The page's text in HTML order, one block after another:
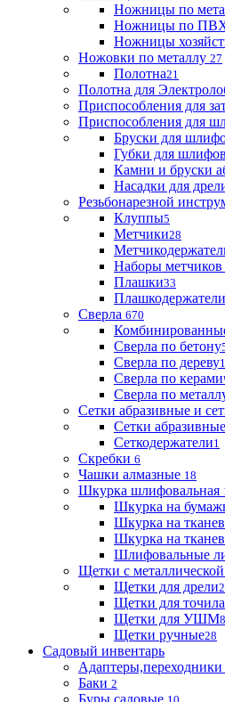
Ножницы по
Ножницы по
Ножницы
Ножовки по металлу 27
Полотна21
Полотна для
Приспособления для
Приспособления для
Бруски для
Губки для
Камни и бруски
Насадки для
Резьбонарезной
Клуппы5
Метчики28
Наборы
Плашки33
Плашкодержатели
Сверла 670
Сверла по бетону
Сверла по дереву
Сверла по
Сверла по
Сетки абразивные и
Сетки абразивные
Сеткодержатели1
Скребки 6
Чашки алмазные 18
Шкурка шлифовальная
Шкурка на
Шкурка на
Шкурка на
Шлифовальные
Щетки с
Щетки для дрели
Щетки для точила
Щетки для УШМ
Щетки ручные28
Садовый инвентарь
Адаптеры,переходники
Баки 2
Буры садовые